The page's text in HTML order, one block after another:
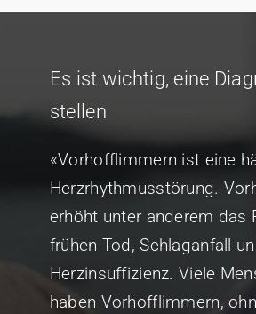
Es ist wichtig, eine
stellen
«Vorhofflimmern ist eine
Herzrhythmusstörung.
erhöht unter anderem das
frühen Tod, Schlaganfall
Herzinsuffizienz. Viele
haben Vorhofflimmern,